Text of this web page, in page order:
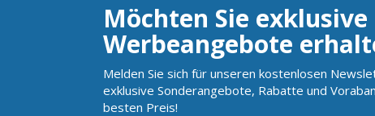
Möchten Sie exklusive
Werbeangebote
Melden Sie sich für unseren kostenlosen
exklusive Sonderangebote, Rabatte und
besten Preis!